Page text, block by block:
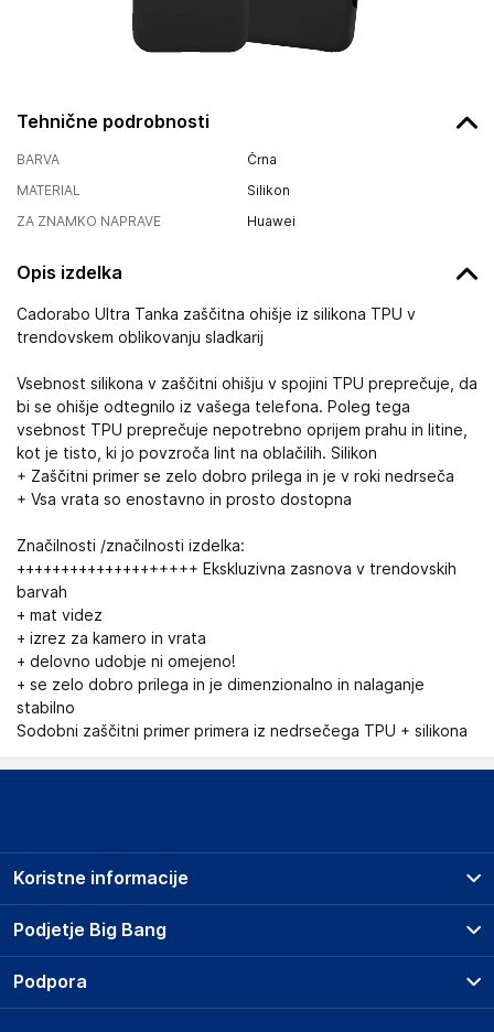
Tehnične podrobnosti
BARVA
Črna
MATERIAL
Silikon
ZA ZNAMKO NAPRAVE
Huawei
Opis izdelka
Cadorabo Ultra Tanka zaščitna ohišje iz silikona TPU v
trendovskem oblikovanju sladkarij
Vsebnost silikona v zaščitni ohišju v spojini TPU preprečuje, da
bi se ohišje odtegnilo iz vašega telefona. Poleg tega
vsebnost TPU preprečuje nepotrebno oprijem prahu in litine,
kot je tisto, ki jo povzroča lint na oblačilih. Silikon
+ Zaščitni primer se zelo dobro prilega in je v roki nedrseča
+ Vsa vrata so enostavno in prosto dostopna
Značilnosti /značilnosti izdelka:
++++++++++++++++++++ Ekskluzivna zasnova v trendovskih
barvah
+ mat videz
+ izrez za kamero in vrata
+ delovno udobje ni omejeno!
+ se zelo dobro prilega in je dimenzionalno in nalaganje
stabilno
Sodobni zaščitni primer primera iz nedrsečega TPU + silikona
Podjetje Big Bang
O podjetju
Koristne informacije
Prodajna mesta
Storitve
Dostava, vnos in odvoz
Podpora